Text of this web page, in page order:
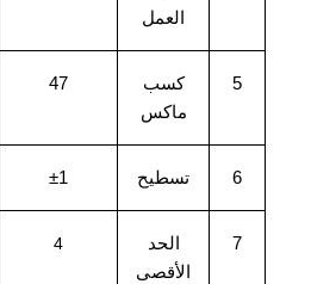
العمل
5
كسب
ماكس
47
6 تسطيح ±1
7
الحد
الأقصى
4